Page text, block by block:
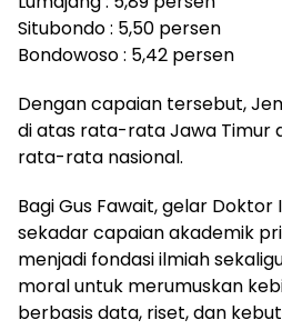
Situbondo : 5,50 persen
Bondowoso : 5,42 persen
Dengan capaian tersebut,
di atas rata-rata Jawa Timur
rata-rata nasional.
Bagi Gus Fawait, gelar
sekadar capaian akademik
menjadi fondasi ilmiah
moral untuk merumuskan
berbasis data, riset, dan